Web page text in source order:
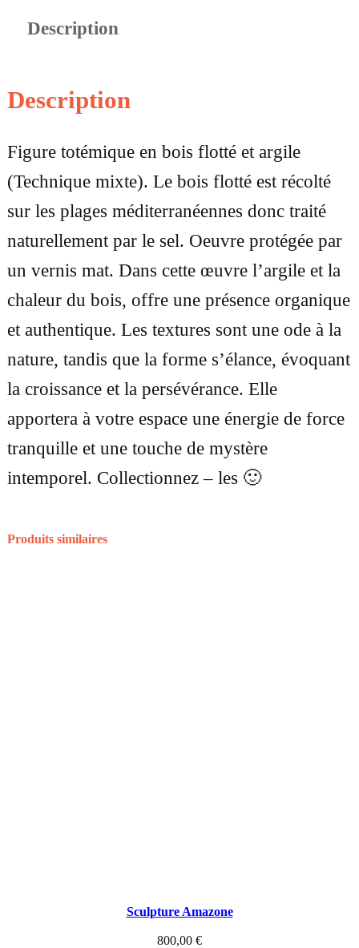
t
d
e
S
c
u
l
p
t
u
r
e
F
g
Description
Description
Figure totémique en bois flotté et argile
(Technique mixte). Le bois flotté est récolté
sur les plages méditerranéennes donc traité
naturellement par le sel. Oeuvre protégée par
un vernis mat. Dans cette œuvre l’argile et la
chaleur du bois, offre une présence organique
et authentique. Les textures sont une ode à la
nature, tandis que la forme s’élance, évoquant
la croissance et la persévérance. Elle
apportera à votre espace une énergie de force
tranquille et une touche de mystère
intemporel. Collectionnez – les 🙂
Produits similaires
Sculpture Amazone
800,00 €